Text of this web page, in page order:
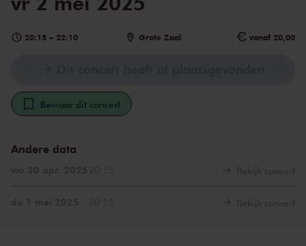
20:15 – 22:10 Grote Zaal vanaf 20,00
Bewaar dit concert
Andere data